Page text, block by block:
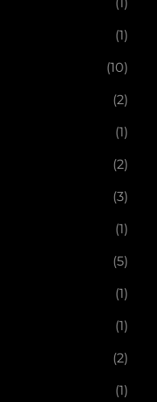
(1)
(10)
(2)
(1)
(2)
(3)
(1)
(5)
(1)
(1)
(2)
(1)